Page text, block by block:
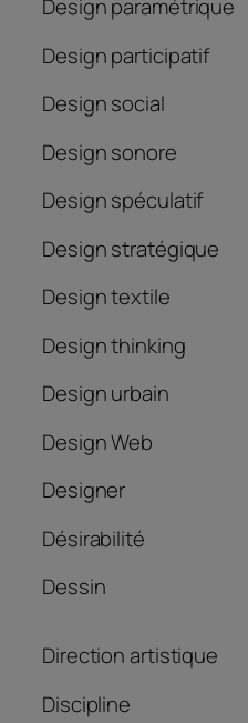
Design paramétrique
Design participatif
Design social
Design sonore
Design spéculatif
Design stratégique
Design textile
Design thinking
Design urbain
Design Web
Designer
Désirabilité
Dessin
Direction artistique
Discipline